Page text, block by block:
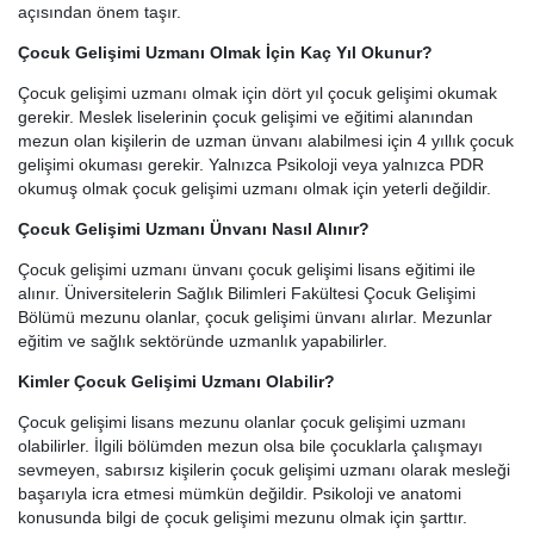
açısından önem taşır.
Çocuk Gelişimi Uzmanı Olmak İçin Kaç Yıl Okunur?
Çocuk gelişimi uzmanı olmak için dört yıl çocuk gelişimi okumak
gerekir. Meslek liselerinin çocuk gelişimi ve eğitimi alanından
mezun olan kişilerin de uzman ünvanı alabilmesi için 4 yıllık çocuk
gelişimi okuması gerekir. Yalnızca Psikoloji veya yalnızca PDR
okumuş olmak çocuk gelişimi uzmanı olmak için yeterli değildir.
Çocuk Gelişimi Uzmanı Ünvanı Nasıl Alınır?
Çocuk gelişimi uzmanı ünvanı çocuk gelişimi lisans eğitimi ile
alınır. Üniversitelerin Sağlık Bilimleri Fakültesi Çocuk Gelişimi
Bölümü mezunu olanlar, çocuk gelişimi ünvanı alırlar. Mezunlar
eğitim ve sağlık sektöründe uzmanlık yapabilirler.
Kimler Çocuk Gelişimi Uzmanı Olabilir?
Çocuk gelişimi lisans mezunu olanlar çocuk gelişimi uzmanı
olabilirler. İlgili bölümden mezun olsa bile çocuklarla çalışmayı
sevmeyen, sabırsız kişilerin çocuk gelişimi uzmanı olarak mesleği
başarıyla icra etmesi mümkün değildir. Psikoloji ve anatomi
konusunda bilgi de çocuk gelişimi mezunu olmak için şarttır.